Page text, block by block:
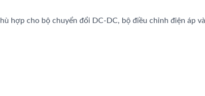
hợp cho bộ chuyển đổi DC-DC, bộ điều chỉnh điện áp